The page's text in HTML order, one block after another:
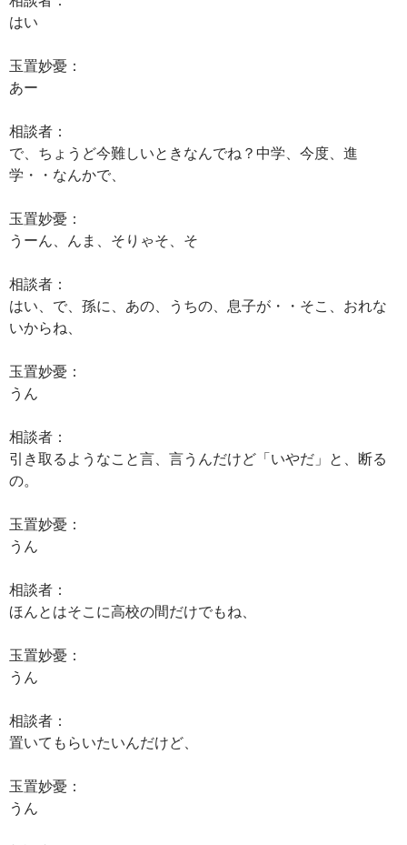
はい
玉置妙憂：
あー
相談者：
で、ちょうど今難しいときなんでね？中学、今度、進
学・・なんかで、
玉置妙憂：
うーん、んま、そりゃそ、そ
相談者：
はい、で、孫に、あの、うちの、息子が・・そこ、おれな
いからね、
玉置妙憂：
うん
相談者：
引き取るようなこと言、言うんだけど「いやだ」と、断る
の。
玉置妙憂：
うん
相談者：
ほんとはそこに高校の間だけでもね、
玉置妙憂：
うん
相談者：
置いてもらいたいんだけど、
玉置妙憂：
うん